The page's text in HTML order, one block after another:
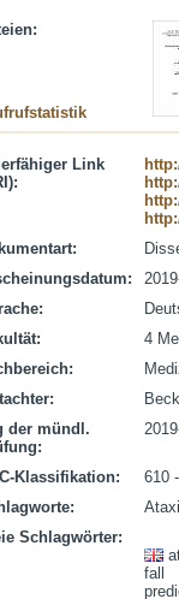
Link
4
der mündl.
Klassifikation:
610
Schlagwörter:
fall